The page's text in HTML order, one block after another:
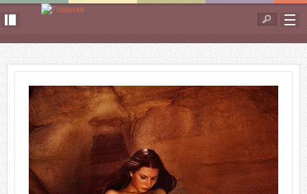
Перейти к основному содержанию
Форма
поиска